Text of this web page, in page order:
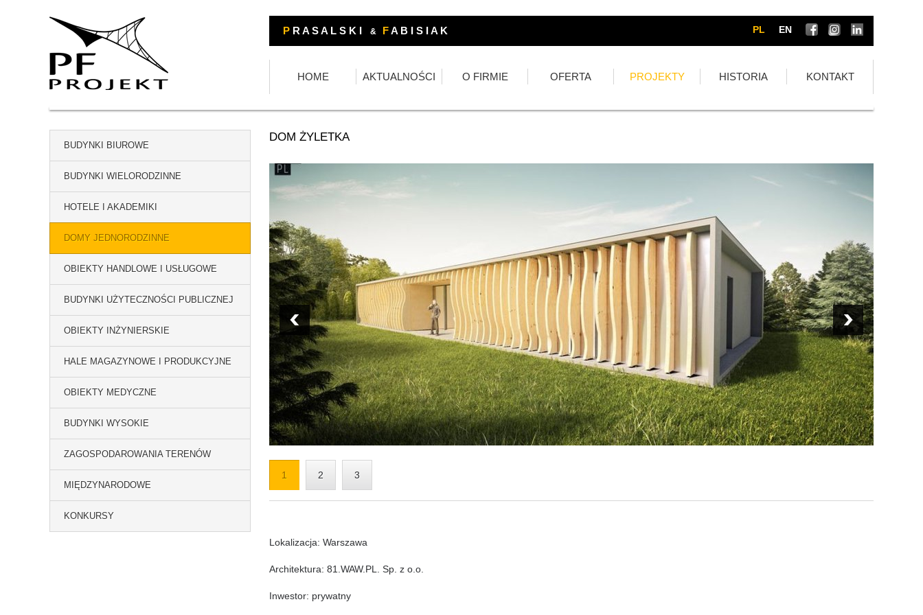
P R A S A L S K I & FA B I S I A K PL EN
HOME AKTUALNOŚCI O FIRMIE OFERTA PROJEKTY HISTORIA KONTAKT
BUDYNKI BIUROWE
BUDYNKI WIELORODZINNE
HOTELE I AKADEMIKI
DOMY JEDNORODZINNE
OBIEKTY HANDLOWE I USŁUGOWE
BUDYNKI UŻYTECZNOŚCI PUBLICZNEJ
OBIEKTY INŻYNIERSKIE
HALE MAGAZYNOWE I PRODUKCYJNE
OBIEKTY MEDYCZNE
BUDYNKI WYSOKIE
ZAGOSPODAROWANIA TERENÓW
MIĘDZYNARODOWE
KONKURSY
DOM ŻYLETKA
1 2 3
Lokalizacja: Warszawa
Architektura: 81.WAW.PL. Sp. z o.o.
Inwestor: prywatny